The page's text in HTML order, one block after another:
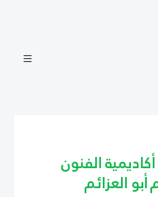
الفنون
أبو العزائم